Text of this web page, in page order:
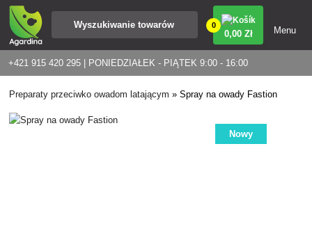
+421 915 420 295 | PONIEDZIAŁEK - PIĄTEK 9:00 - 16:00
0
0,00 Zł Menu
Preparaty przeciwko owadom latającym »Spray na owady Fastion
Nowy